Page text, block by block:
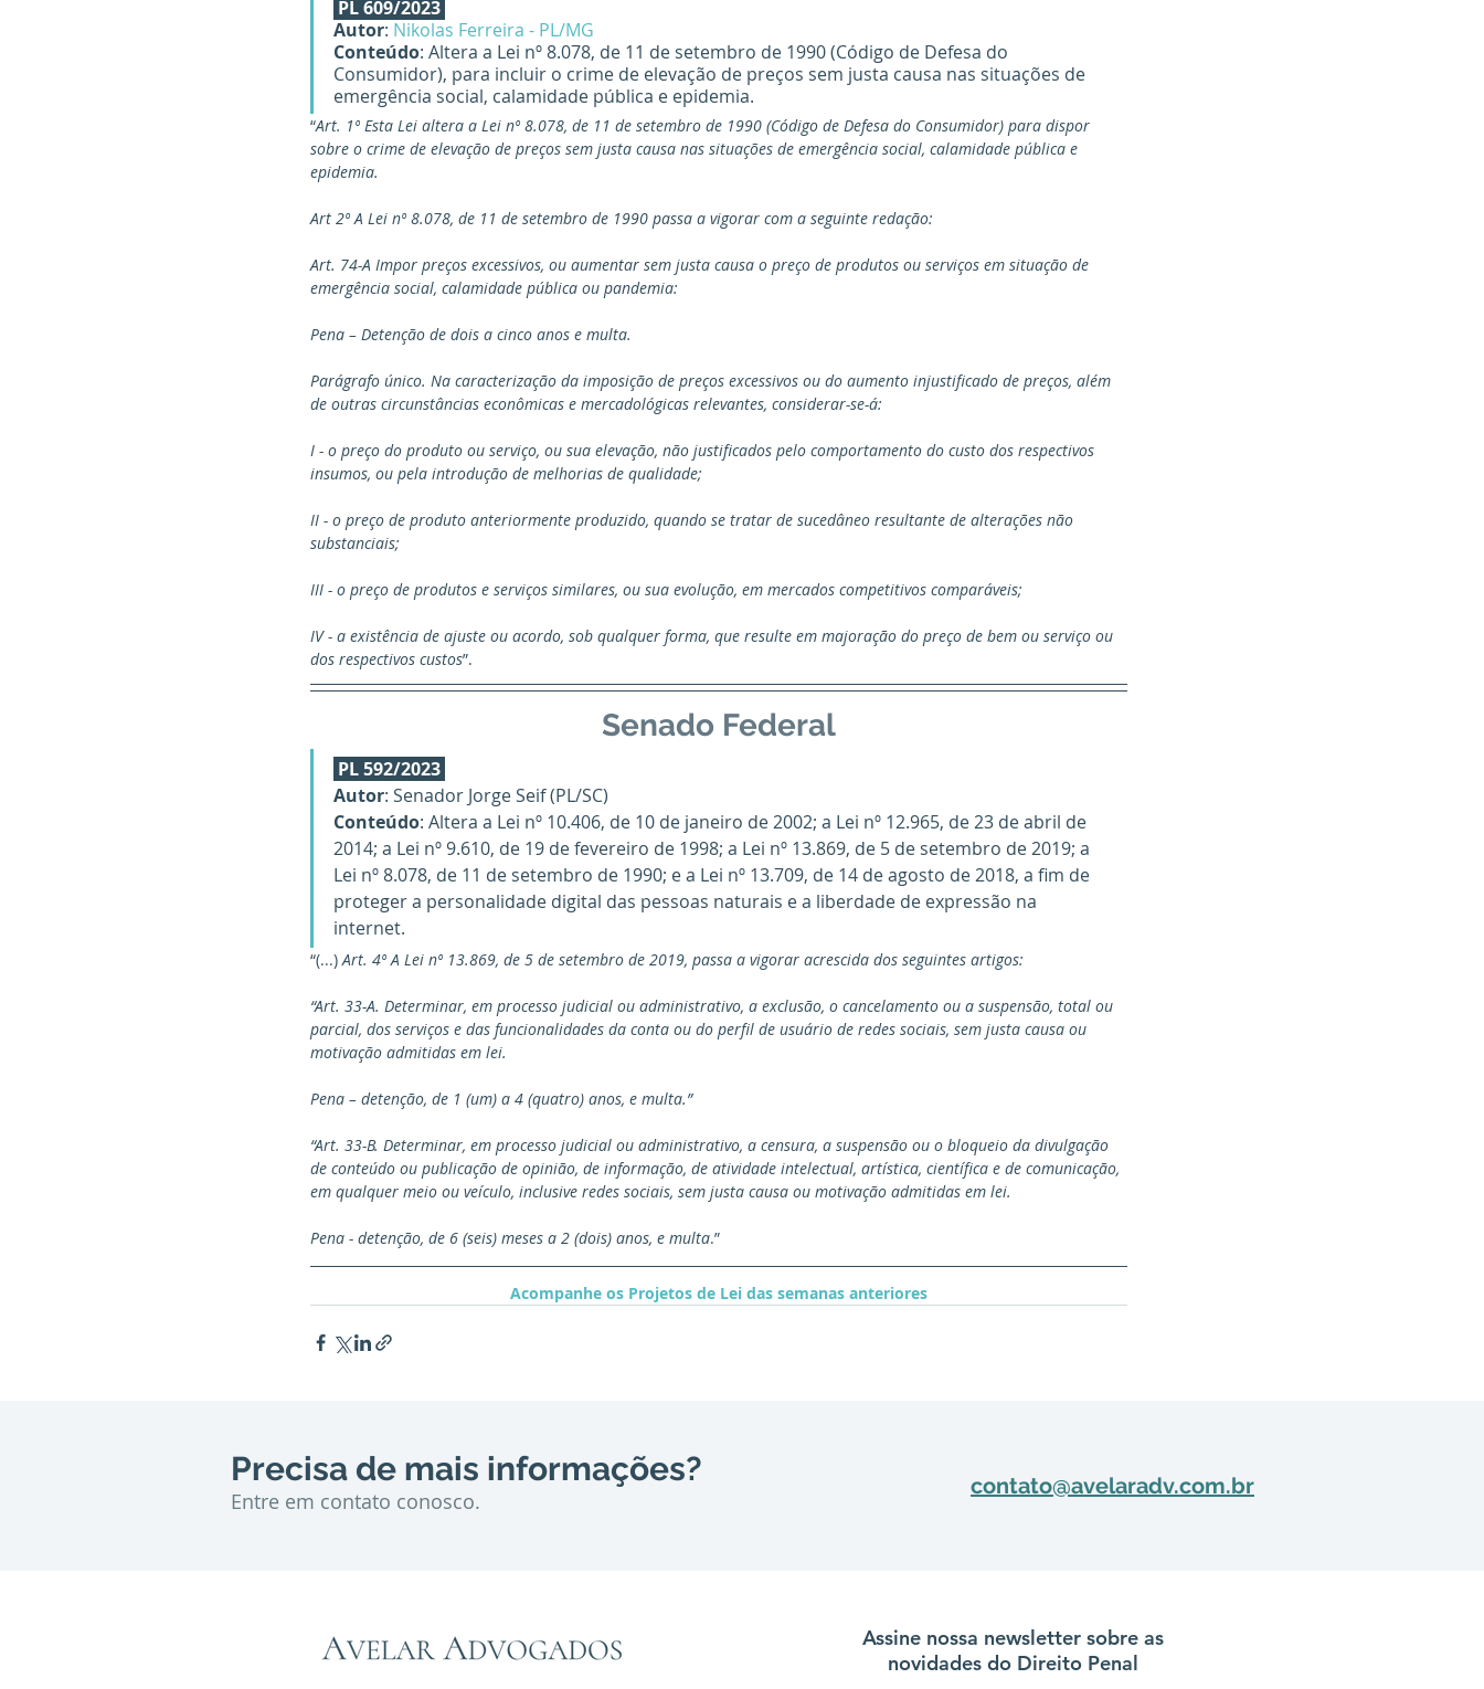
PL 609/2023
Autor: Nikolas Ferreira - PL/MG
Conteúdo: Altera a Lei nº 8.078, de 11 de setembro de 1990 (Código de Defesa do
Consumidor), para incluir o crime de elevação de preços sem justa causa nas situações de
emergência social, calamidade pública e epidemia.
“Art. 1º Esta Lei altera a Lei nº 8.078, de 11 de setembro de 1990 (Código de Defesa do Consumidor) para dispor
sobre o crime de elevação de preços sem justa causa nas situações de emergência social, calamidade pública e
epidemia.
Art 2º A Lei nº 8.078, de 11 de setembro de 1990 passa a vigorar com a seguinte redação:
Art. 74-A Impor preços excessivos, ou aumentar sem justa causa o preço de produtos ou serviços em situação de
emergência social, calamidade pública ou pandemia:
Pena – Detenção de dois a cinco anos e multa.
Parágrafo único. Na caracterização da imposição de preços excessivos ou do aumento injustificado de preços, além
de outras circunstâncias econômicas e mercadológicas relevantes, considerar-se-á:
I - o preço do produto ou serviço, ou sua elevação, não justificados pelo comportamento do custo dos respectivos
insumos, ou pela introdução de melhorias de qualidade;
II - o preço de produto anteriormente produzido, quando se tratar de sucedâneo resultante de alterações não
substanciais;
III - o preço de produtos e serviços similares, ou sua evolução, em mercados competitivos comparáveis;
IV - a existência de ajuste ou acordo, sob qualquer forma, que resulte em majoração do preço de bem ou serviço ou
dos respectivos custos”.
Senado Federal
PL 592/2023
Autor: Senador Jorge Seif (PL/SC)
Conteúdo: Altera a Lei nº 10.406, de 10 de janeiro de 2002; a Lei nº 12.965, de 23 de abril de
2014; a Lei nº 9.610, de 19 de fevereiro de 1998; a Lei nº 13.869, de 5 de setembro de 2019; a
Lei nº 8.078, de 11 de setembro de 1990; e a Lei nº 13.709, de 14 de agosto de 2018, a fim de
proteger a personalidade digital das pessoas naturais e a liberdade de expressão na
internet.
“(...) Art. 4º A Lei nº 13.869, de 5 de setembro de 2019, passa a vigorar acrescida dos seguintes artigos:
“Art. 33-A. Determinar, em processo judicial ou administrativo, a exclusão, o cancelamento ou a suspensão, total ou
parcial, dos serviços e das funcionalidades da conta ou do perfil de usuário de redes sociais, sem justa causa ou
motivação admitidas em lei.
Pena – detenção, de 1 (um) a 4 (quatro) anos, e multa.”
“Art. 33-B. Determinar, em processo judicial ou administrativo, a censura, a suspensão ou o bloqueio da divulgação
de conteúdo ou publicação de opinião, de informação, de atividade intelectual, artística, científica e de comunicação,
em qualquer meio ou veículo, inclusive redes sociais, sem justa causa ou motivação admitidas em lei.
Pena - detenção, de 6 (seis) meses a 2 (dois) anos, e multa.”
Acompanhe os Projetos de Lei das semanas anteriores
Precisa de mais informações?
Entre em contato conosco.
contato@avelaradv.com.br
Assine nossa newsletter sobre as
novidades do Direito Penal